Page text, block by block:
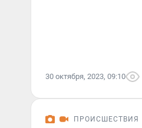
30 октября, 2023, 09:10
ПРОИСШЕСТВИЯ